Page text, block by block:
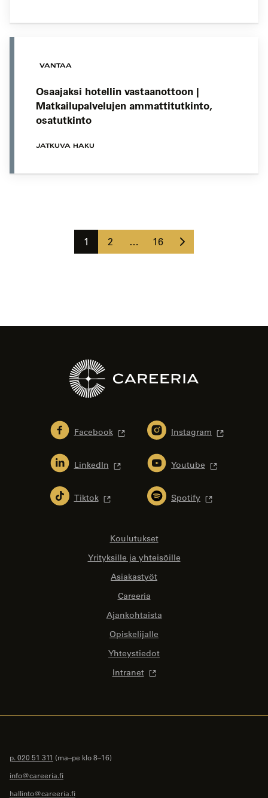
VANTAA
Osaajaksi hotellin vastaanottoon |
Matkailupalvelujen ammattitutkinto,
osatutkinto
JATKUVA HAKU
Sivu
1 Sivu
2 … Sivu
16
Seuraava
sivu
Facebook Instagram
LinkedIn Youtube
Tiktok Spotify
Koulutukset
Yrityksille ja yhteisöille
Asiakastyöt
Careeria
Ajankohtaista
Opiskelijalle
Yhteystiedot
Intranet
p. 020 51 311 (ma–pe klo 8–16)
info@careeria.fi
hallinto@careeria.fi